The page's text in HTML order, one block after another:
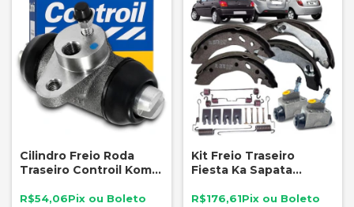
Cilindro Freio Roda
Traseiro Controil Kombi
R$54,06
Kit Freio Traseiro
Fiesta Ka Sapata
R$176,61